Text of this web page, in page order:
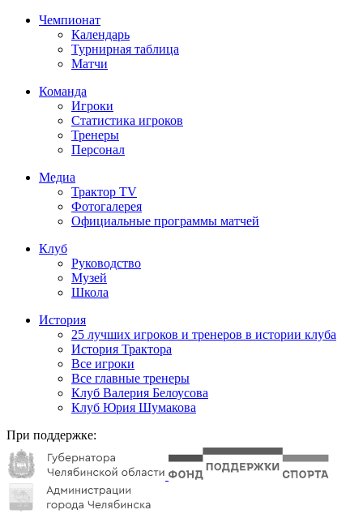
Чемпионат
Календарь
Турнирная таблица
Матчи
Команда
Игроки
Статистика игроков
Тренеры
Персонал
Медиа
Трактор TV
Фотогалерея
Официальные программы матчей
Клуб
Руководство
Музей
Школа
История
25 лучших игроков и тренеров в истории клуба
История Трактора
Все игроки
Все главные тренеры
Клуб Валерия Белоусова
Клуб Юрия Шумакова
При поддержке: